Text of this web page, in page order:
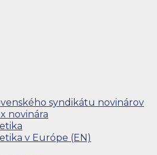
syndikátu novinárov
novinára
v Európe (EN)